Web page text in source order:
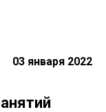
03 января 2022